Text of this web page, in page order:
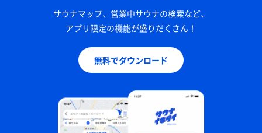
サウナマップ、営業中サウナの検索など、
アプリ限定の機能が盛りだくさん！
無料でダウンロード